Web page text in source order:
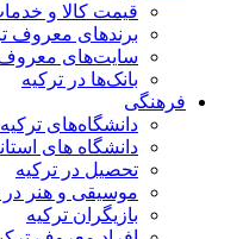
قیمت کالا و
برندهای معروف
سایت‌های معروف
بانک‌ها در ترکیه
فرهنگی
دانشگاه‌های ترکیه
دانشگاه های
تحصیل در ترکیه
موسیقی و هنر در
بازیگران ترکیه